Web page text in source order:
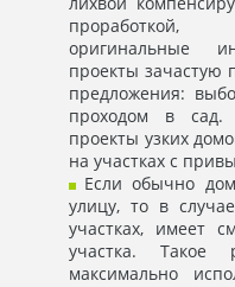
оригинальные
проекты зачастую
предложения:
проходом в
проекты узких
на участках с
Если обычно
улицу, то в
участках, имеет
участка. Такое
максимально